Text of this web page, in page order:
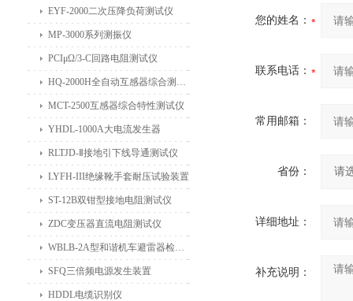
您的姓名：
联系电话：
常用邮箱：
省份：
详细地址：
补充说明：
EYF-2000二次压降负荷测试仪
MP-3000系列测振仪
PCIμΩ/3-C回路电阻测试仪
HQ-2000H全自动互感器综合测试仪
MCT-2500互感器综合特性测试仪
YHDL-1000A大电流发生器
RLTJD-Ⅱ接地引下线导通测试仪
LYFH-III绝缘靴手套耐压试验装置
ST-12B双钳型接地电阻测试仪
ZDC变压器直流电阻测试仪
WBLB-2A型和谐机车避雷器检测仪
SFQ三倍频电源发生装置
HDDL电缆识别仪